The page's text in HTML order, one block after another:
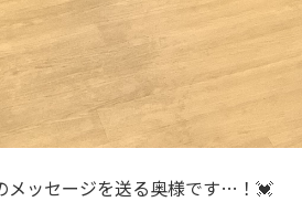
メッセージを送る奥様です…！💓